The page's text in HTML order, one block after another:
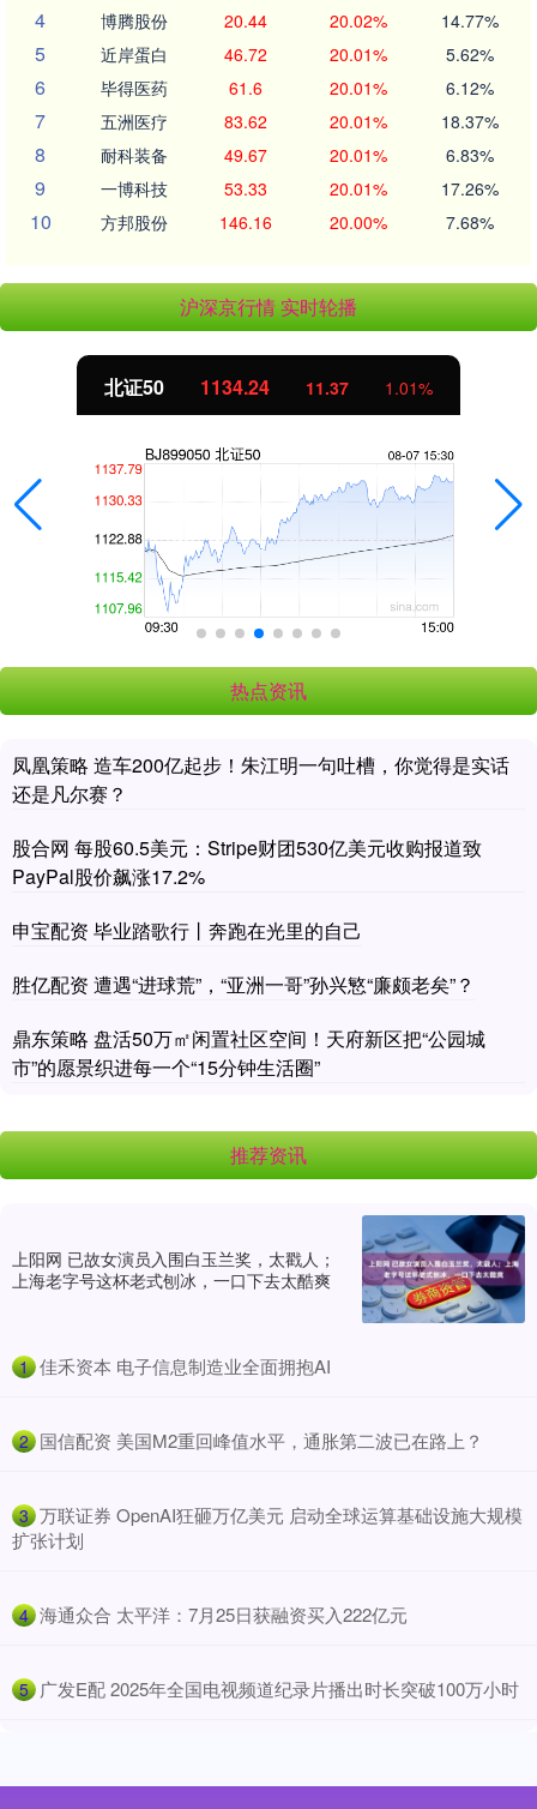
4 博腾股份 20.44 20.02% 14.77%
5 近岸蛋白 46.72 20.01% 5.62%
6 毕得医药 61.6 20.01% 6.12%
7 五洲医疗 83.62 20.01% 18.37%
8 耐科装备 49.67 20.01% 6.83%
9 一博科技 53.33 20.01% 17.26%
10 方邦股份 146.16 20.00% 7.68%
沪深京行情 实时轮播
北证50 1134.24 11.37 1.01%
热点资讯
凤凰策略 造车200亿起步！朱江明一句吐槽，你觉得是实话
还是凡尔赛？
股合网 每股60.5美元：Stripe财团530亿美元收购报道致
PayPal股价飙涨17.2%
申宝配资 毕业踏歌行丨奔跑在光里的自己
胜亿配资 遭遇“进球荒”，“亚洲一哥”孙兴慜“廉颇老矣”？
鼎东策略 盘活50万㎡闲置社区空间！天府新区把“公园城
市”的愿景织进每一个“15分钟生活圈”
推荐资讯
上阳网 已故女演员入围白玉兰奖，太戳人；
上海老字号这杯老式刨冰，一口下去太酷爽
1 ​佳禾资本 电子信息制造业全面拥抱AI
2 ​国信配资 美国M2重回峰值水平，通胀第二波已在路上？
3 ​万联证券 OpenAI狂砸万亿美元 启动全球运算基础设施大规模
扩张计划
4 ​海通众合 太平洋：7月25日获融资买入222亿元
5 ​广发E配 2025年全国电视频道纪录片播出时长突破100万小时